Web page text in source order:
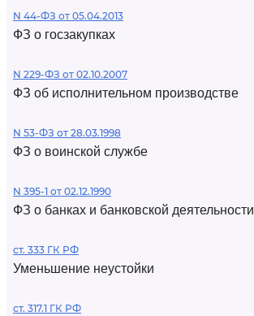
N 44-ФЗ от 05.04.2013
ФЗ о госзакупках
N 229-ФЗ от 02.10.2007
ФЗ об исполнительном производстве
N 53-ФЗ от 28.03.1998
ФЗ о воинской службе
N 395-1 от 02.12.1990
ФЗ о банках и банковской деятельности
ст. 333 ГК РФ
Уменьшение неустойки
ст. 317.1 ГК РФ